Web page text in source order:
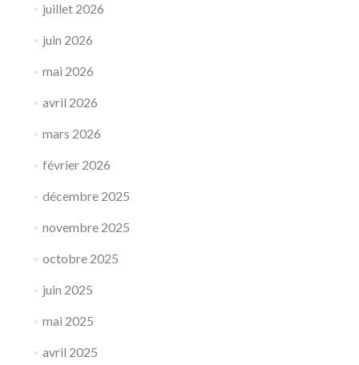
juillet 2026
juin 2026
mai 2026
avril 2026
mars 2026
février 2026
décembre 2025
novembre 2025
octobre 2025
juin 2025
mai 2025
avril 2025